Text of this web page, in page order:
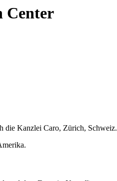
Center
die Kanzlei Caro, Zürich, Schweiz.